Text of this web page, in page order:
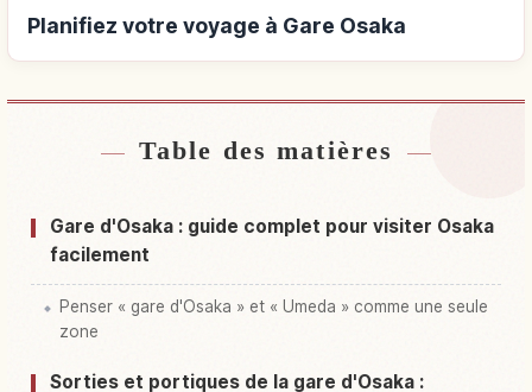
Planifiez votre voyage à Gare Osaka
Hébergements près de Gare Osaka↗
Activités à Gare Osaka↗
Table des matières
Gare d'Osaka : guide complet pour visiter Osaka
facilement
Penser « gare d'Osaka » et « Umeda » comme une seule
zone
Sorties et portiques de la gare d'Osaka :